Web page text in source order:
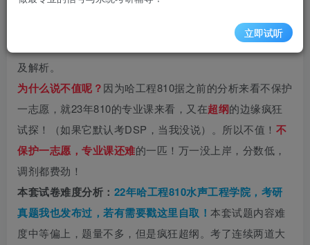
（文章最下方所有真题索引!）
今天分享的是23年哈尔滨工程大学810的信号与系统试题
及解析。
为什么说不值呢？因为哈工程810据之前的分析来看不保护
一志愿，就23年810的专业课来看，又在超纲的边缘疯狂
试探！（如果它默认考DSP，当我没说）。所以不值！ 不
保护一志愿，专业课还难的一匹！万一没上岸，分数低，
调剂都费劲！
本套试卷难度分析： 22年哈工程810水声工程学院，考研
真题我也发布过，若有需要戳这里自取！ 本套试题内容难
度中等偏上， 题量不多，但是疯狂超纲。考了连续两道大
立即试听